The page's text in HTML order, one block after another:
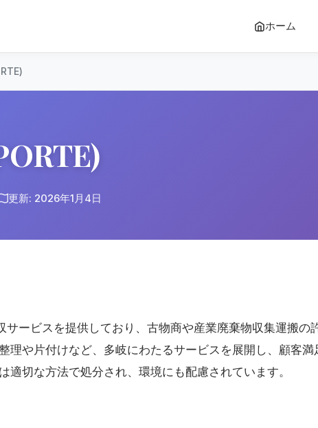
ホーム
更新: 2026年1月4日
サービスを提供しており、古物商や産業廃棄物収集運搬の
理や片付けなど、多岐にわたるサービスを展開し、顧客満
適切な方法で処分され、環境にも配慮されています。